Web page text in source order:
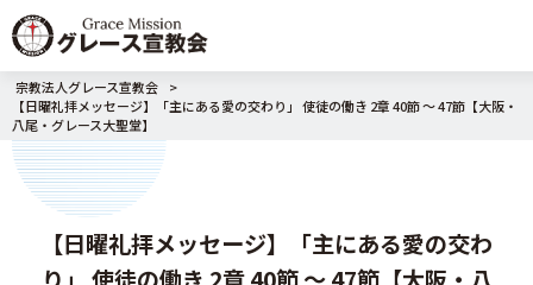
宗教法人グレース宣教会
>
【日曜礼拝メッセージ】「主にある愛の交わり」 使徒の働き 2章 40節 〜 47節【大阪・
八尾・グレース大聖堂】
【日曜礼拝メッセージ】「主にある愛の交わ